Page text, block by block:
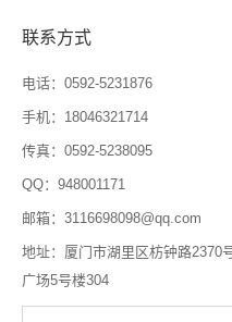
联系方式
电话：0592-5231876
手机：18046321714
传真：0592-5238095
QQ：948001171
邮箱：3116698098@qq.com
地址：厦门市湖里区枋钟路2370
广场5号楼304